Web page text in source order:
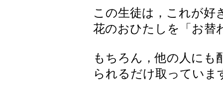
この生徒は，これが好
花のおひたしを「お替
もちろん，他の人にも
られるだけ取っていま